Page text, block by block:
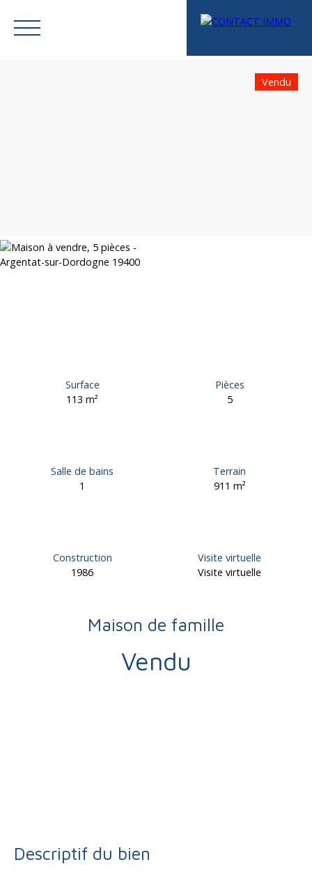
Mes favoris Espace vendeur
Vendu
Surface
113m²
Pièces
5
Salle de bains
1
Terrain
911 m²
Construction
1986
Visite virtuelle
Visite virtuelle
Maison de famille
Vendu
Descriptif du bien